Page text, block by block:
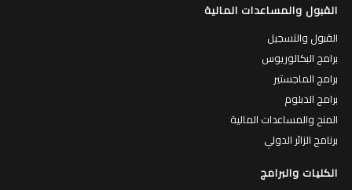
القبول والمساعدات المالية
القبول والتسجيل
برامج البكالوريوس
برامج الماجستير
برامج الدبلوم
المنح والمساعدات المالية
برنامج الزائر الدولي
الكليات والبرامج